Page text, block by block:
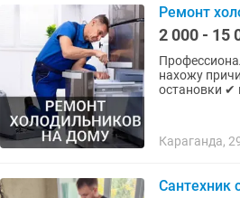
Ремонт
2 000 - 15
нахожу
остановки ✔
Караганда,
Сантехник